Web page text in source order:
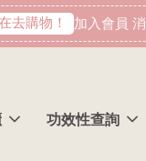
去購物！ 加入會員 消
功效性查詢